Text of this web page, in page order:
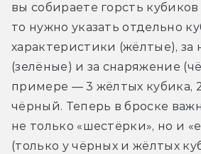
вы собираете горсть
то нужно указать отдельно
характеристики (жёлтые), за
(зелёные) и за снаряжение
примере — 3 жёлтых кубика,
чёрный. Теперь в броске
не только «шестёрки», но и
(только у чёрных и жёлтых